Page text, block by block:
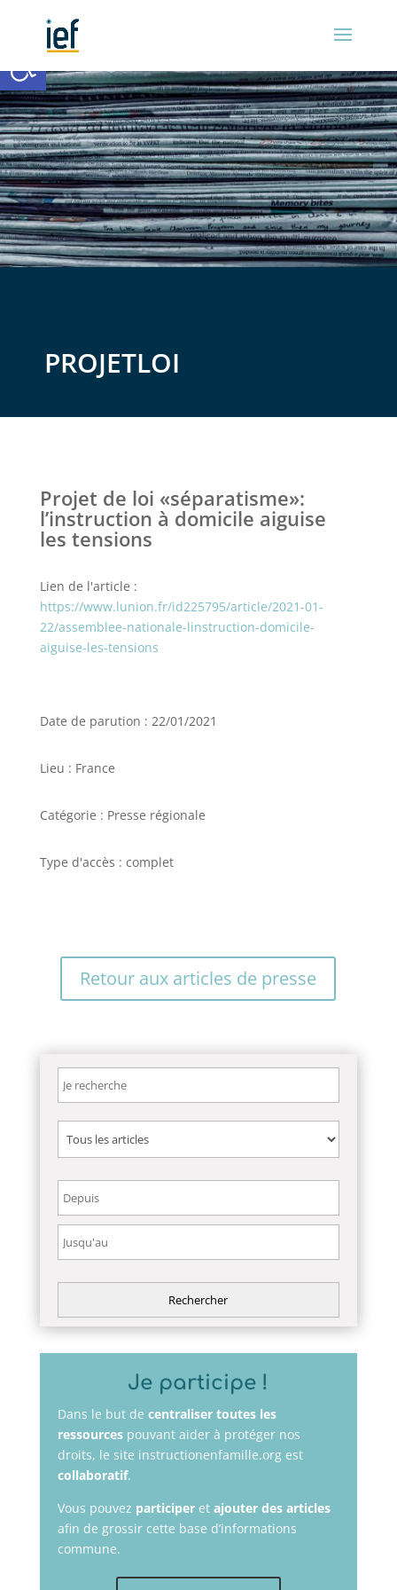
Ouvrir la barre d’outils
PROJETLOI
Projet de loi «séparatisme»:
l’instruction à domicile aiguise
les tensions
Lien de l'article :
https://www.lunion.fr/id225795/article/2021-01-
22/assemblee-nationale-linstruction-domicile-
aiguise-les-tensions
Date de parution : 22/01/2021
Lieu : France
Catégorie : Presse régionale
Type d'accès : complet
Retour aux articles de presse
Je participe !
Dans le but de centraliser toutes les
ressourcespouvant aider à protéger nos
droits, le site instructionenfamille.org est
collaboratif.
Vous pouvez participeret ajouter des articles
afin de grossir cette base d’informations
commune.